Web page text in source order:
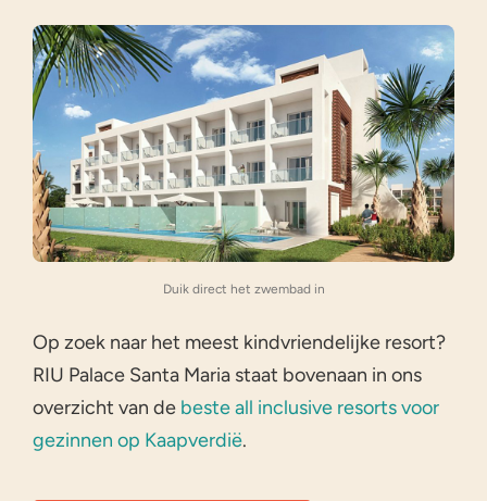
Duik direct het zwembad in
Op zoek naar het meest kindvriendelijke resort?
RIU Palace Santa Maria staat bovenaan in ons
overzicht van de beste all inclusive resorts voor
gezinnen op Kaapverdië.